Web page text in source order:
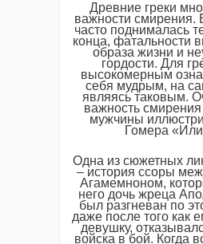
Древние греки
важности смирения.
часто поднималась
конца, фатальности
образа жизни и
гордости. Для
высокомерным
себя мудрым, на
являясь таковым.
важность
мужчины
Гомера
Одна из сюжетных
– история ссоры
Агамемноном,
него дочь жреца
был разгневан по
даже после того как
девушку,
войска в бой. Когда